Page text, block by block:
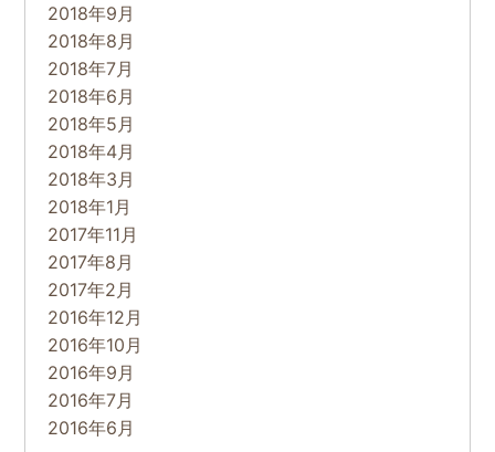
2018年9月
2018年8月
2018年7月
2018年6月
2018年5月
2018年4月
2018年3月
2018年1月
2017年11月
2017年8月
2017年2月
2016年12月
2016年10月
2016年9月
2016年7月
2016年6月